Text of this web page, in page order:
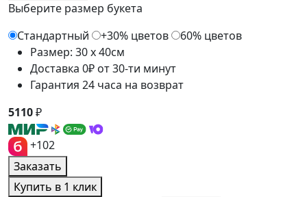
Выберите размер букета
Стандартный
+30% цветов
60% цветов
Размер: 30 x 40см
Доставка 0₽ от 30-ти минут
Гарантия 24 часа на возврат
5110₽
+102
Заказать
Купить в 1 клик